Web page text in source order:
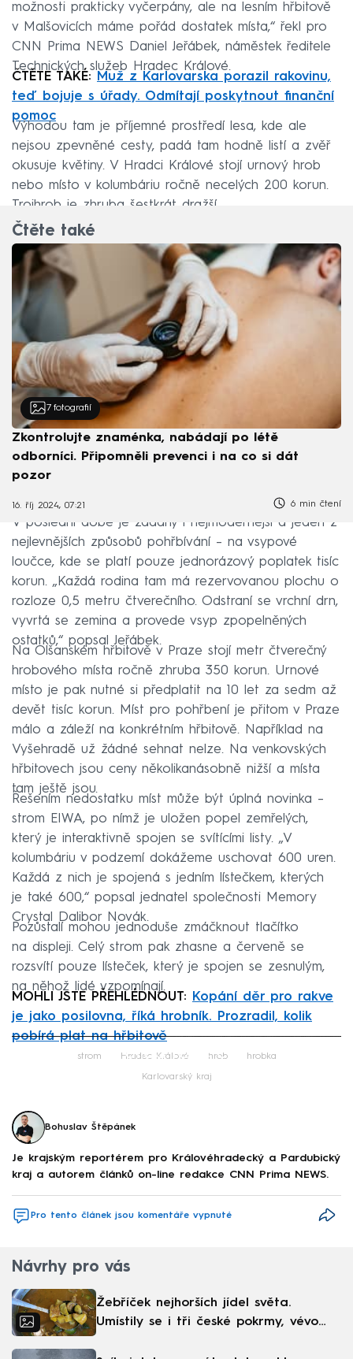
možnosti prakticky vyčerpány, ale na lesním hřbitově
v Malšovicích máme pořád dostatek místa,“ řekl pro
CNN Prima NEWS Daniel Jeřábek, náměstek ředitele
Technických služeb Hradec Králové.
ČTĚTE TAKÉ:
Muž z Karlovarska porazil rakovinu,
teď bojuje s úřady. Odmítají poskytnout finanční
pomoc
Výhodou tam je příjemné prostředí lesa, kde ale
nejsou zpevněné cesty, padá tam hodně listí a zvěř
okusuje květiny. V Hradci Králové stojí urnový hrob
nebo místo v kolumbáriu ročně necelých 200 korun.
Trojhrob je zhruba šestkrát dražší.
Čtěte také
7 fotografií
Zkontrolujte znaménka, nabádají po létě
odborníci. Připomněli prevenci i na co si dát
pozor
16. říj 2024, 07:21 6 min čtení
V poslední době je žádaný i nejmodernější a jeden z
nejlevnějších způsobů pohřbívání –⁠⁠⁠⁠⁠⁠ na vsypové
loučce, kde se platí pouze jednorázový poplatek tisíc
korun. „Každá rodina tam má rezervovanou plochu o
rozloze 0,5 metru čtverečního. Odstraní se vrchní drn,
vyvrtá se zemina a provede vsyp zpopelněných
ostatků,“ popsal Jeřábek.
Na Olšanském hřbitově v Praze stojí metr čtverečný
hrobového místa ročně zhruba 350 korun. Urnové
místo je pak nutné si předplatit na 10 let za sedm až
devět tisíc korun. Míst pro pohřbení je přitom v Praze
málo a záleží na konkrétním hřbitově. Například na
Vyšehradě už žádné sehnat nelze. Na venkovských
hřbitovech jsou ceny několikanásobně nižší a místa
tam ještě jsou.
Řešením nedostatku míst může být úplná novinka –⁠⁠⁠⁠⁠⁠
strom EIWA, po nímž je uložen popel zemřelých,
který je interaktivně spojen se svítícími listy. „V
kolumbáriu v podzemí dokážeme uschovat 600 uren.
Každá z nich je spojená s jedním lístečkem, kterých
je také 600,“ popsal jednatel společnosti Memory
Crystal Dalibor Novák.
Pozůstalí mohou jednoduše zmáčknout tlačítko
na displeji. Celý strom pak zhasne a červeně se
rozsvítí pouze lísteček, který je spojen se zesnulým,
na něhož lidé vzpomínají.
MOHLI JSTE PŘEHLÉDNOUT: Kopání děr pro rakve
je jako posilovna, říká hrobník. Prozradil, kolik
pobírá plat na hřbitově
Failed to fetch
strom Hradec Králové hrob hrobka
Karlovarský kraj
Bohuslav Štěpánek
Je krajským reportérem pro Královéhradecký a Pardubický
kraj a autorem článků on-line redakce CNN Prima NEWS.
Pro tento článek jsou komentáře vypnuté
Návrhy pro vás
Žebříček nejhorších jídel světa.
Umístily se i tři české pokrmy, vévodí